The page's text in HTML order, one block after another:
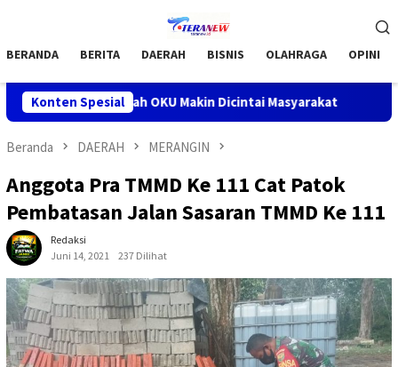
Mobile
BERANDA BERITA DAERAH BISNIS OLAHRAGA OPINI
Konten Spesial
Barokah OKU Makin Dicintai Masyarakat Bupati OKU
Beranda DAERAH MERANGIN
Anggota Pra TMMD Ke 111 Cat Patok
Pembatasan Jalan Sasaran TMMD Ke 111
Redaksi
Juni 14, 2021
237 Dilihat